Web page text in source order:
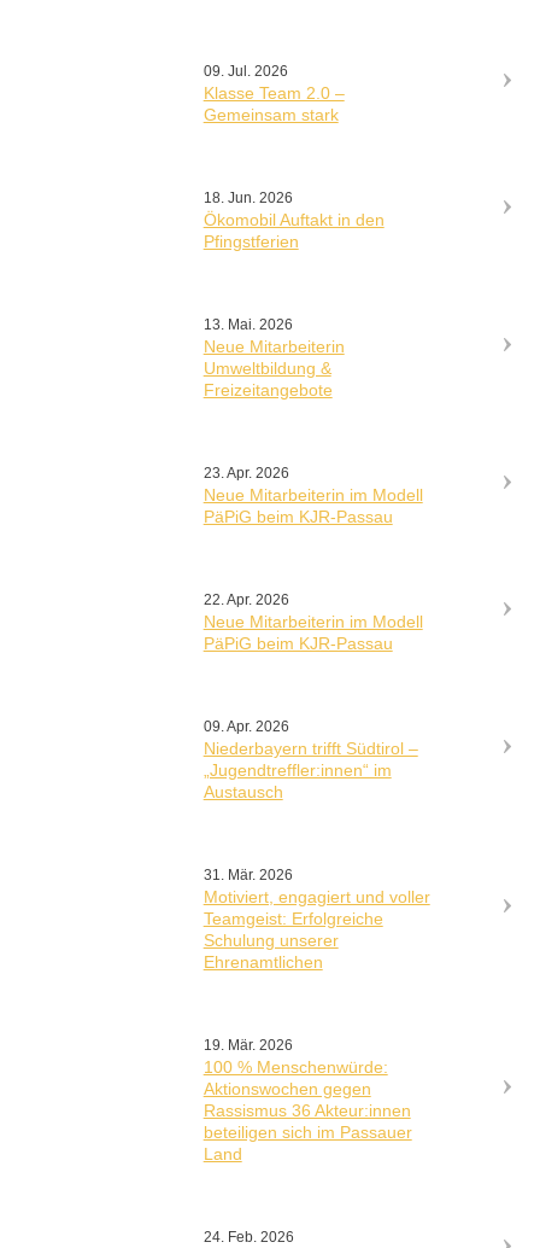
09. Jul. 2026
Klasse Team 2.0 –
Gemeinsam stark
18. Jun. 2026
Ökomobil Auftakt in den
Pfingstferien
13. Mai. 2026
Neue Mitarbeiterin
Umweltbildung &
Freizeitangebote
23. Apr. 2026
Neue Mitarbeiterin im Modell
PäPiG beim KJR-Passau
22. Apr. 2026
Neue Mitarbeiterin im Modell
PäPiG beim KJR-Passau
09. Apr. 2026
Niederbayern trifft Südtirol –
„Jugendtreffler:innen“ im
Austausch
31. Mär. 2026
Motiviert, engagiert und voller
Teamgeist: Erfolgreiche
Schulung unserer
Ehrenamtlichen
19. Mär. 2026
100 % Menschenwürde:
Aktionswochen gegen
Rassismus 36 Akteur:innen
beteiligen sich im Passauer
Land
24. Feb. 2026